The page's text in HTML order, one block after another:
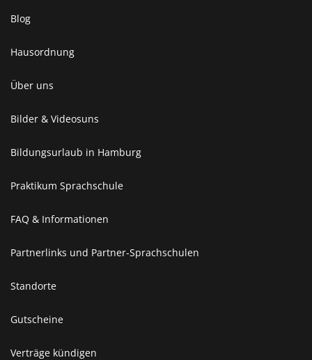
Blog
Hausordnung
Über uns
Bilder & Videosuns
Bildungsurlaub in Hamburg
Praktikum Sprachschule
FAQ & Informationen
Partnerlinks und Partner-Sprachschulen
Standorte
Gutscheine
Verträge kündigen